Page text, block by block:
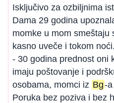
Isključivo za ozbiljnima
Dama 29 godina
momke u mom smeštaju
kasno uveče i tokom
- 30 godina prednost oni
imaju poštovanje i
osobama, momci iz Bg-
Poruka bez poziva i bez